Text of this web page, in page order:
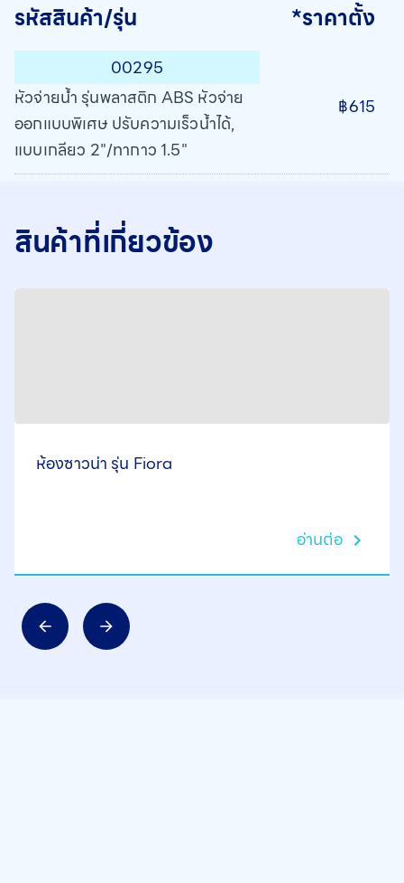
รหัสสินค้า/รุ่น *ราคาตั้ง
00295
หัวจ่ายน้ำ รุ่นพลาสติก ABS หัวจ่าย
ออกแบบพิเศษ ปรับความเร็วน้ำได้,
แบบเกลียว 2"/ทากาว 1.5"
฿615
สินค้าที่เกี่ยวข้อง
ห้องซาวน่า รุ่น Fiora
อ่านต่อ